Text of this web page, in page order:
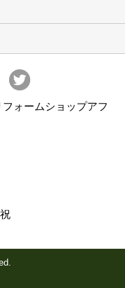
ォームショップアフ